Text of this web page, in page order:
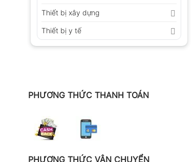
Thiết bị xây dựng
Thiết bị y tế
PHƯƠNG THỨC THANH TOÁN
PHƯƠNG THỨC VẬN CHUYỂN